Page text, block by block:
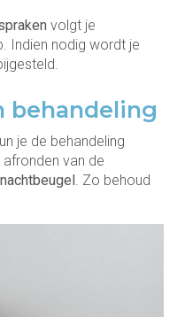
volgt je
Indien nodig wordt je
behandeling
je de behandeling
van de
nachtbeugel . Zo behoud